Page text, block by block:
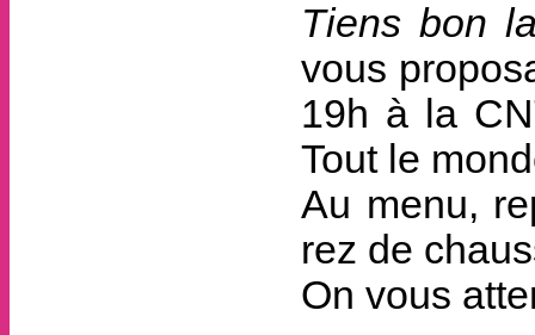
Tiens bon
vous
19h à la
Tout le
Au menu,
rez de
On vous